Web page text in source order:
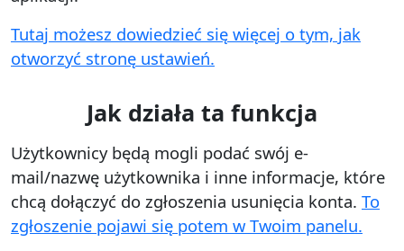
Tutaj możesz dowiedzieć się więcej o tym, jak
otworzyć stronę ustawień.
Jak działa ta funkcja
Użytkownicy będą mogli podać swój e-
mail/nazwę użytkownika i inne informacje, które
chcą dołączyć do zgłoszenia usunięcia konta. To
zgłoszenie pojawi się potem w Twoim panelu.